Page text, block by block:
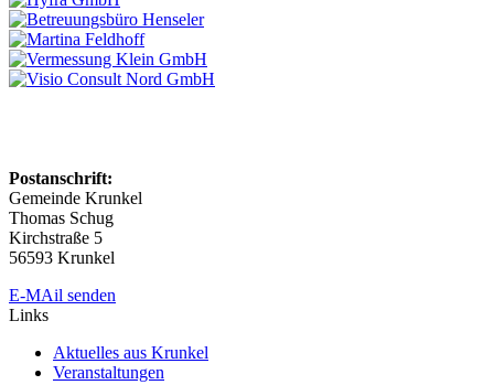
Postanschrift:
Gemeinde Krunkel
Thomas Schug
Kirchstraße 5
56593 Krunkel
E-MAil senden
Links
Aktuelles aus Krunkel
Veranstaltungen